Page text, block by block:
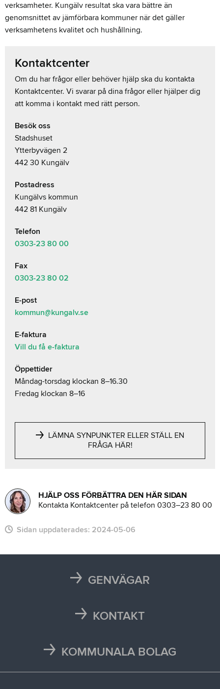
verksamheter. Kungälv resultat ska vara bättre än
genomsnittet av jämförbara kommuner när det gäller
verksamhetens kvalitet och hushållning.
Kontaktcenter
Om du har frågor eller behöver hjälp ska du kontakta
Kontaktcenter. Vi svarar på dina frågor eller hjälper dig
att komma i kontakt med rätt person.
Besök oss
Stadshuset
Ytterbyvägen 2
442 30 Kungälv
Postadress
Kungälvs kommun
442 81 Kungälv
Telefon
0303-23 80 00
Fax
0303-23 80 02
E-post
kommun@kungalv.se
E-faktura
Vill du få e-faktura
Öppettider
Måndag-torsdag klockan 8–16.30
Fredag klockan 8–16
LÄMNA SYNPUNKTER ELLER STÄLL EN
FRÅGA HÄR!
HJÄLP OSS FÖRBÄTTRA DEN HÄR SIDAN
Kontakta Kontaktcenter på telefon 0303–23 80 00
Sidan uppdaterades: 2024-05-06
GENVÄGAR
Läsårstider
KONTAKT
Press och media
KOMMUNALA BOLAG